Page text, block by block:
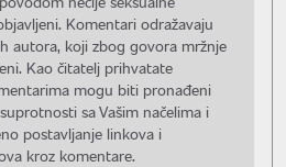
Komentari odražavaju
autora, koji zbog govora mržnje
Kao čitatelj prihvatate
mogu biti pronađeni
sa Vašim načelima i
postavljanje linkova i
kroz komentare.